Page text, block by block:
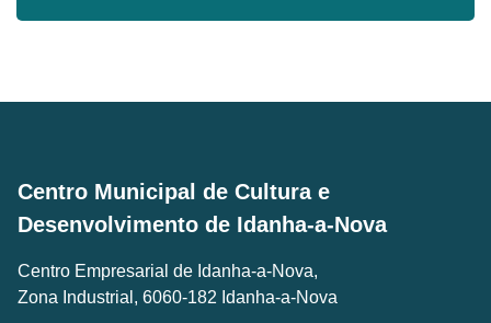
AGROPECUÁRIA
Centro Municipal de Cultura e
Desenvolvimento de Idanha-a-Nova
Centro Empresarial de Idanha-a-Nova,
Zona Industrial, 6060-182 Idanha-a-Nova